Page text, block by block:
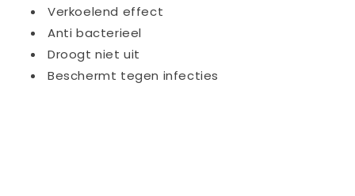
Verkoelend effect
Anti bacterieel
Droogt niet uit
Beschermt tegen infecties